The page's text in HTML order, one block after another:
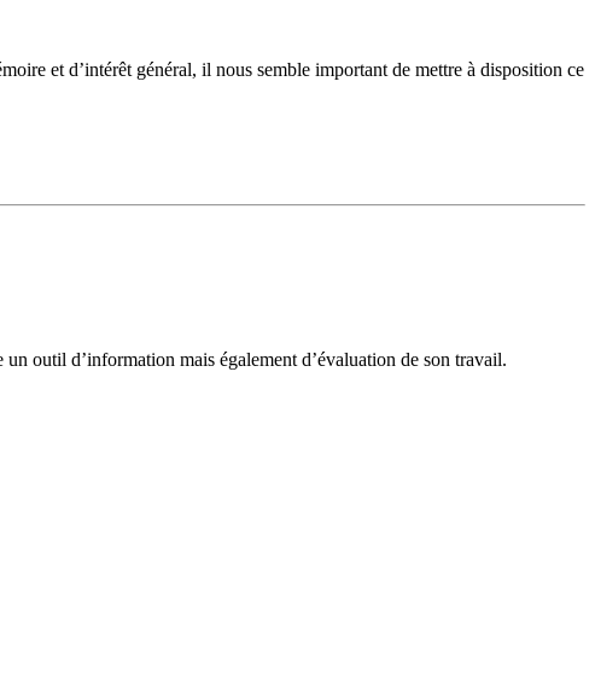
et d’intérêt général, il nous semble important de mettre à disposition ce
outil d’information mais également d’évaluation de son travail.